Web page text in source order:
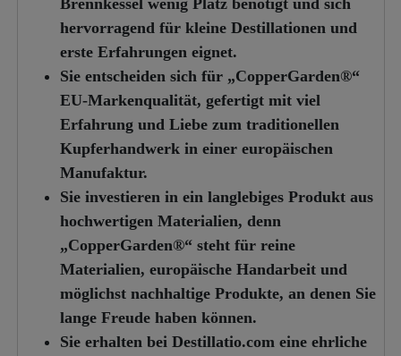
Brennkessel wenig Platz benötigt und sich
hervorragend für kleine Destillationen und
erste Erfahrungen eignet.
Sie entscheiden sich für „CopperGarden®“
EU-Markenqualität, gefertigt mit viel
Erfahrung und Liebe zum traditionellen
Kupferhandwerk in einer europäischen
Manufaktur.
Sie investieren in ein langlebiges Produkt aus
hochwertigen Materialien, denn
„CopperGarden®“ steht für reine
Materialien, europäische Handarbeit und
möglichst nachhaltige Produkte, an denen Sie
lange Freude haben können.
Sie erhalten bei Destillatio.com eine ehrliche